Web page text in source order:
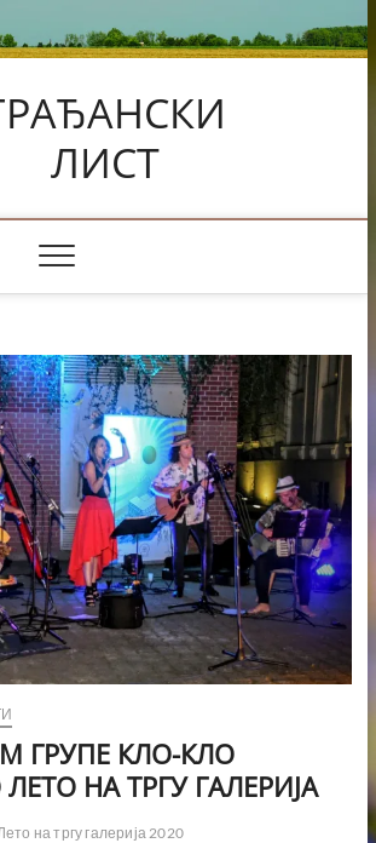
ЛИСТ
ГРУПЕ КЛО-КЛО
НА ТРГУ ГАЛЕРИЈА
на тргу галерија 2020